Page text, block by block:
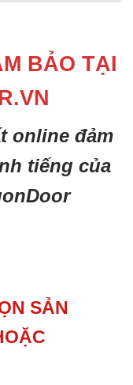
BẢO TẠI
online đảm
tiếng của
SẢN